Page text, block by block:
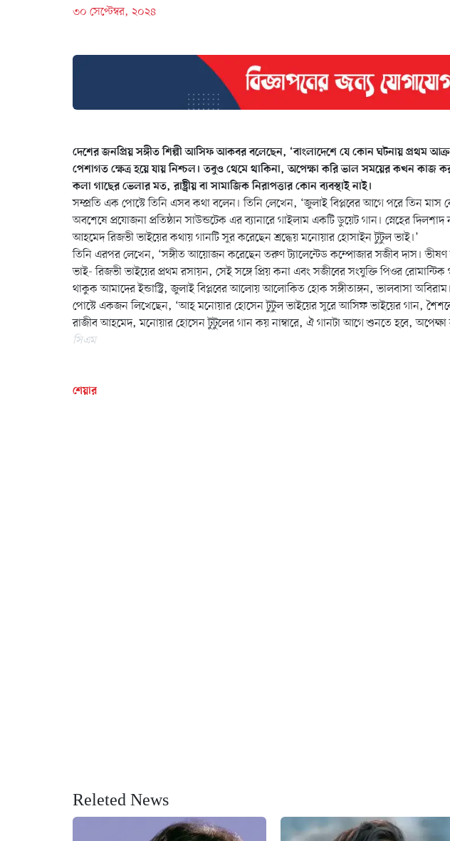
৩০ সেপ্টেম্বর, ২০২৪
দেশের জনপ্রিয় সঙ্গীত শিল্পী আসিফ আকবর বলেছেন, ‘বাংলাদেশে যে কোন ঘটনায় প্রথম
পেশাগত ক্ষেত্র হয়ে যায় নিশ্চল। তবুও থেমে থাকিনা, অপেক্ষা করি ভাল সময়ের কখন কাজ
কলা গাছের ভেলার মত, রাষ্ট্রীয় বা সামাজিক নিরাপত্তার কোন ব্যবস্থাই নাই।
সম্প্রতি এক পোস্টে তিনি এসব কথা বলেন। তিনি লেখেন, ‘জুলাই বিপ্লবের আগে পরে তিন মাস
অবশেষে প্রযোজনা প্রতিষ্ঠান সাউন্ডটেক এর ব্যানারে গাইলাম একটি ডুয়েট গান। স্নেহের
আহমেদ রিজভী ভাইয়ের কথায় গানটি সুর করেছেন শ্রদ্ধেয় মনোয়ার হোসাইন টুটুল ভাই।’
তিনি এরপর লেখেন, ‘সঙ্গীত আয়োজন করেছেন তরুণ ট্যালেন্টেড কম্পোজার সজীব দাস। ভীষণ
ভাই- রিজভী ভাইয়ের প্রথম রসায়ন, সেই সঙ্গে প্রিয় কনা এবং সজীবের সংযুক্তি পিওর
থাকুক আমাদের ইন্ডাস্ট্রি, জুলাই বিপ্লবের আলোয় আলোকিত হোক সঙ্গীতাঙ্গন, ভালবাসা
পোস্টে একজন লিখেছেন, ‘আহ্ মনোয়ার হোসেন টুটুল ভাইয়ের সুরে আসিফ ভাইয়ের গান,
রাজীব আহমেদ, মনোয়ার হোসেন টুটুলের গান কয় নাম্বারে, ঐ গানটা আগে শুনতে হবে, অপেক্ষা
সিএম
শেয়ার
Releted News